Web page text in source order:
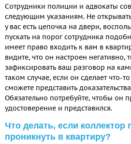
Сотрудники полиции и адвокаты
следующим указаниям. Не
у вас есть цепочка на двери,
пускать на порог сотрудника
имеет право входить к вам в
видите, что он настроен негативно,
зафиксировать ваш разговор на
таком случае, если он сделает что-
сможете представить
Обязательно потребуйте, чтобы он
удостоверение и представился.
Что делать, если коллектор
проникнуть в квартиру?